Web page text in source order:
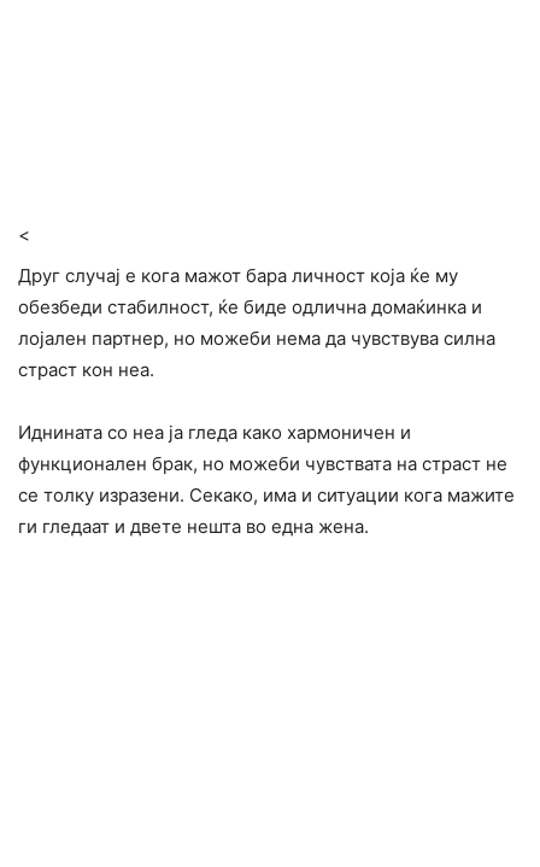
<
Друг случај е кога мажот бара личност која ќе му
обезбеди стабилност, ќе биде одлична домаќинка и
лојален партнер, но можеби нема да чувствува силна
cтраст кон неа.
Иднината со неа ја гледа како хармоничен и
функционален брак, но можеби чувствата на страст не
се толку изразени. Секако, има и ситуации кога мажите
ги гледаат и двете нешта во една жена.